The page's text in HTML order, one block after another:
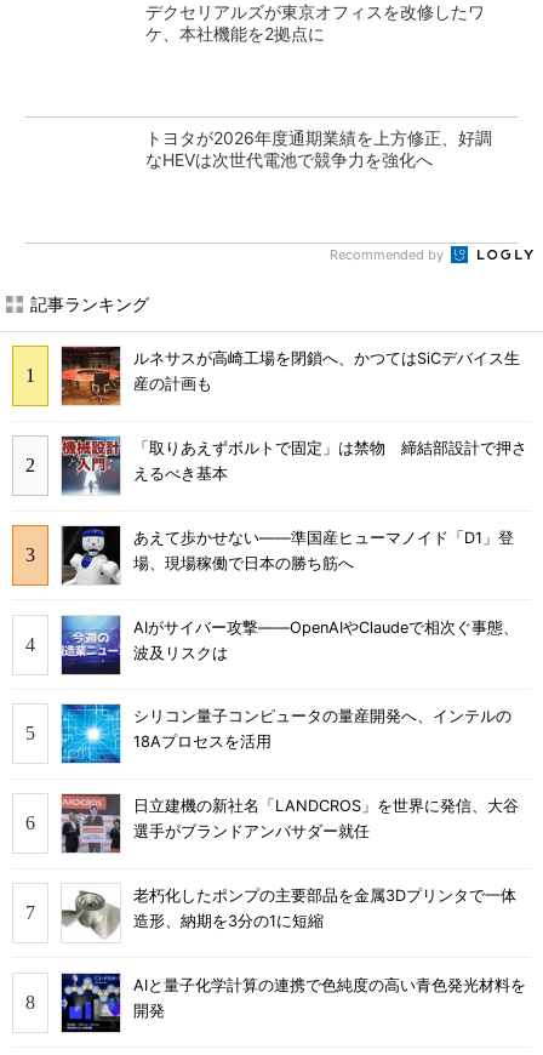
デクセリアルズが東京オフィスを改修したワ
ケ、本社機能を2拠点に
トヨタが2026年度通期業績を上方修正、好調
なHEVは次世代電池で競争力を強化へ
Recommended by
記事ランキング
ルネサスが高崎工場を閉鎖へ、かつてはSiCデバイス生
産の計画も
「取りあえずボルトで固定」は禁物 締結部設計で押さ
えるべき基本
あえて歩かせない――準国産ヒューマノイド「D1」登
場、現場稼働で日本の勝ち筋へ
AIがサイバー攻撃――OpenAIやClaudeで相次ぐ事態、
波及リスクは
シリコン量子コンピュータの量産開発へ、インテルの
18Aプロセスを活用
日立建機の新社名「LANDCROS」を世界に発信、大谷
選手がブランドアンバサダー就任
老朽化したポンプの主要部品を金属3Dプリンタで一体
造形、納期を3分の1に短縮
AIと量子化学計算の連携で色純度の高い青色発光材料を
開発